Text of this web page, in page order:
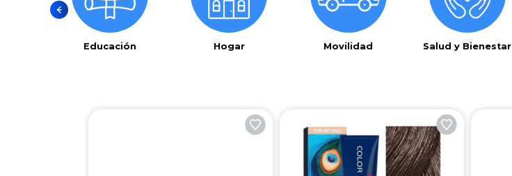
Educación Hogar Movilidad Salud y Bienestar
8
tv